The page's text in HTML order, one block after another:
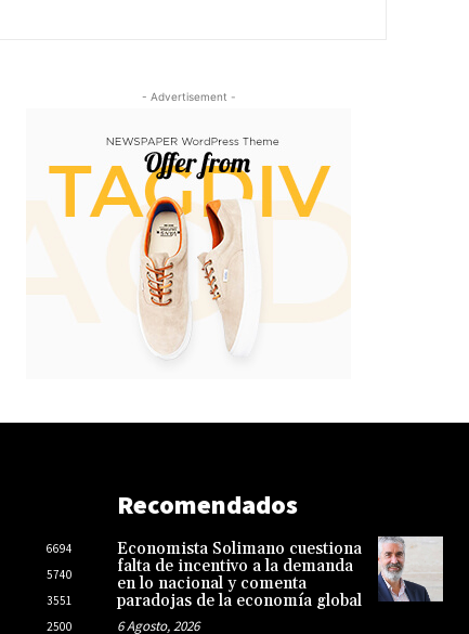
- Advertisement -
6694
5740
3551
2500
Recomendados
Economista Solimano cuestiona
falta de incentivo a la demanda
en lo nacional y comenta
paradojas de la economía global
6 Agosto, 2026